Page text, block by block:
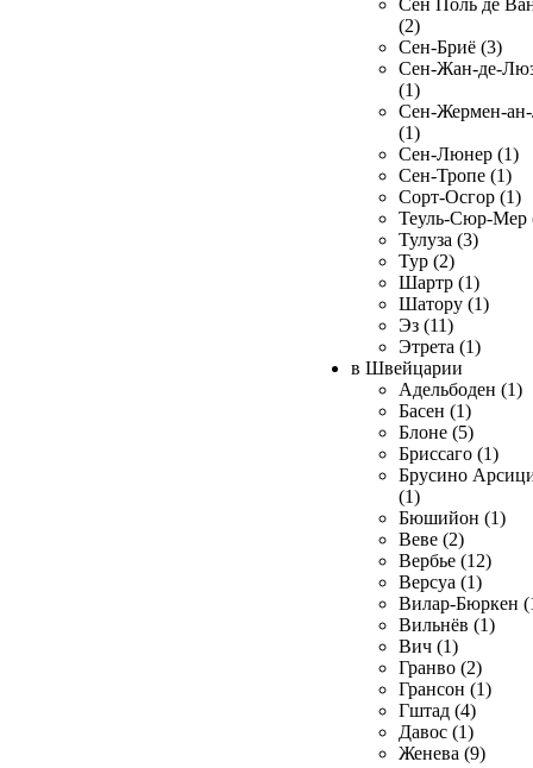
Сен Поль де
(2)
Сен-Бриё (3)
Сен-Жан-де-
(1)
Сен-Жермен-
(1)
Сен-Люнер (1)
Сен-Тропе (1)
Сорт-Осгор (1)
Теуль-Сюр-Мер
Тулуза (3)
Тур (2)
Шартр (1)
Шатору (1)
Эз (11)
Этрета (1)
в Швейцарии
Адельбоден (1)
Басен (1)
Блоне (5)
Бриссаго (1)
Брусино
(1)
Бюшийон (1)
Веве (2)
Вербье (12)
Версуа (1)
Вилар-Бюркен
Вильнёв (1)
Вич (1)
Гранво (2)
Грансон (1)
Гштад (4)
Давос (1)
Женева (9)